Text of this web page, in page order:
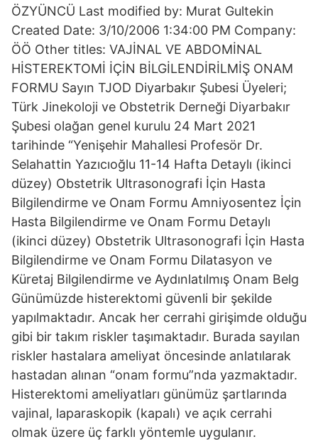
ÖZYÜNCÜ Last modified by: Murat Gultekin
Created Date: 3/10/2006 1:34:00 PM Company:
ÖÖ Other titles: VAJİNAL VE ABDOMİNAL
HİSTEREKTOMİ İÇİN BİLGİLENDİRİLMİŞ ONAM
FORMU Sayın TJOD Diyarbakır Şubesi Üyeleri;
Türk Jinekoloji ve Obstetrik Derneği Diyarbakır
Şubesi olağan genel kurulu 24 Mart 2021
tarihinde “Yenişehir Mahallesi Profesör Dr.
Selahattin Yazıcıoğlu 11-14 Hafta Detaylı (ikinci
düzey) Obstetrik Ultrasonografi İçin Hasta
Bilgilendirme ve Onam Formu Amniyosentez İçin
Hasta Bilgilendirme ve Onam Formu Detaylı
(ikinci düzey) Obstetrik Ultrasonografi İçin Hasta
Bilgilendirme ve Onam Formu Dilatasyon ve
Küretaj Bilgilendirme ve Aydınlatılmış Onam Belg
Günümüzde histerektomi güvenli bir şekilde
yapılmaktadır. Ancak her cerrahi girişimde olduğu
gibi bir takım riskler taşımaktadır. Burada sayılan
riskler hastalara ameliyat öncesinde anlatılarak
hastadan alınan “onam formu”nda yazmaktadır.
Histerektomi ameliyatları günümüz şartlarında
vajinal, laparaskopik (kapalı) ve açık cerrahi
olmak üzere üç farklı yöntemle uygulanır.